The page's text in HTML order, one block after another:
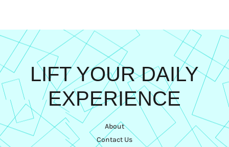
LIFT YOUR DAILY
EXPERIENCE
About
Contact Us